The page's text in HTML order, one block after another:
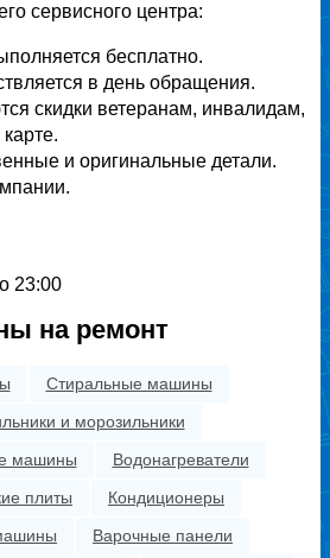
сервисного центра:
бесплатно.
в день обращения.
скидки ветеранам, инвалидам,
и оригинальные детали.
23:00
на ремонт
Стиральные машины
и морозильники
машины
Водонагреватели
плиты
Кондиционеры
Варочные панели